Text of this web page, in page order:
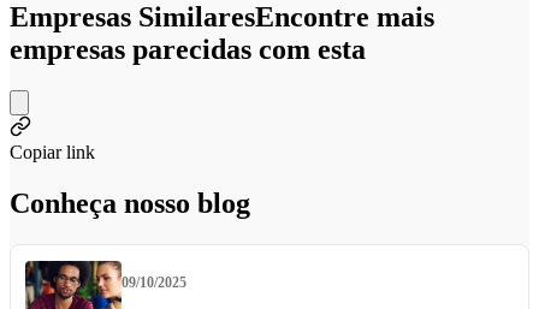
Empresas SimilaresEncontre mais
empresas parecidas com esta
Copiar link
Conheça nosso blog
09/10/2025